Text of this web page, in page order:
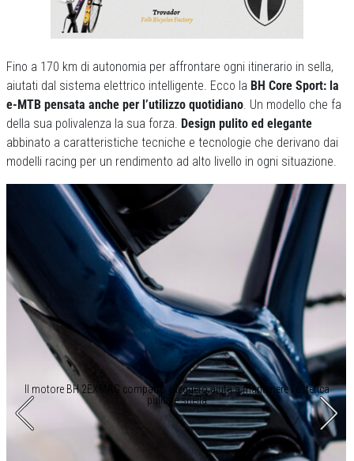
Fino a 170 km di autonomia per affrontare ogni itinerario in sella,
aiutati dal sistema elettrico intelligente. Ecco la BH Core Sport: la
e-MTB pensata anche per l’utilizzo quotidiano. Un modello che fa
della sua polivalenza la sua forza. Design pulito ed elegante
abbinato a caratteristiche tecniche e tecnologie che derivano dai
modelli racing per un rendimento ad alto livello in ogni situazione.
Il motore BH 2EXMAG compatto e leggero aiuta a mantenere l’estetica
pulita e snella